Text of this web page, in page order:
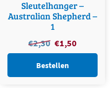
Sleutelhanger –
Australian Shepherd –
1
€2,30 Oorspronkelijke
prijs
was:
€2,30.
€1,50Huidige
prijs
€1,50.
Bestellen